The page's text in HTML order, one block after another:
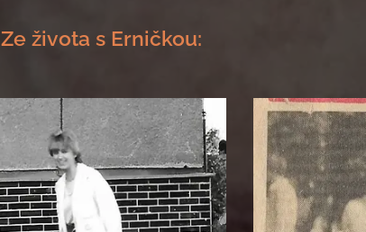
Ze života s Erničkou: